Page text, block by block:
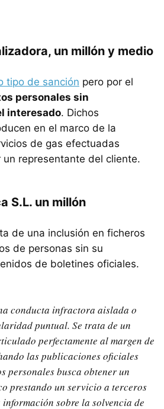
un millón y medio
tipo de sanción pero por el
personales sin
interesado. Dichos
en el marco de la
de gas efectuadas
representante del cliente.
S.L. un millón
de una inclusión en ficheros
de personas sin su
de boletines oficiales.
conducta infractora aislada o
puntual. Se trata de un
perfectamente al margen de
las publicaciones oficiales
personales busca obtener un
prestando un servicio a terceros
sobre la solvencia de